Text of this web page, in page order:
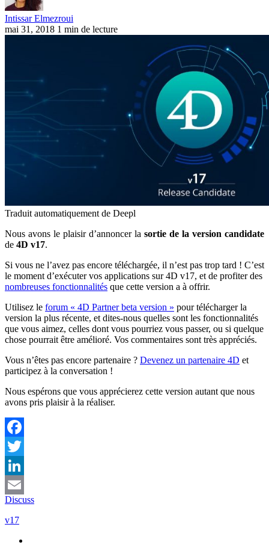
Intissar Elmezroui
mai 31, 2018 1 min de lecture
Traduit automatiquement de Deepl
Nous avons le plaisir d’annoncer la sortie de la version candidate
de 4D v17.
Si vous ne l’avez pas encore téléchargée, il n’est pas trop tard ! C’est
le moment d’exécuter vos applications sur 4D v17, et de profiter des
nombreuses fonctionnalités que cette version a à offrir.
Utilisez le forum « 4D Partner beta version » pour télécharger la
version la plus récente, et dites-nous quelles sont les fonctionnalités
que vous aimez, celles dont vous pourriez vous passer, ou si quelque
chose pourrait être amélioré. Vos commentaires sont très appréciés.
Vous n’êtes pas encore partenaire ? Devenez un partenaire 4D et
participez à la conversation !
Nous espérons que vous apprécierez cette version autant que nous
avons pris plaisir à la réaliser.
Facebook
Twitter
LinkedIn
Email
Discuss
v17